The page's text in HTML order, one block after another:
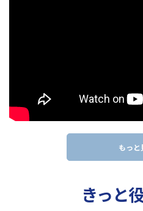
もっと
きっと